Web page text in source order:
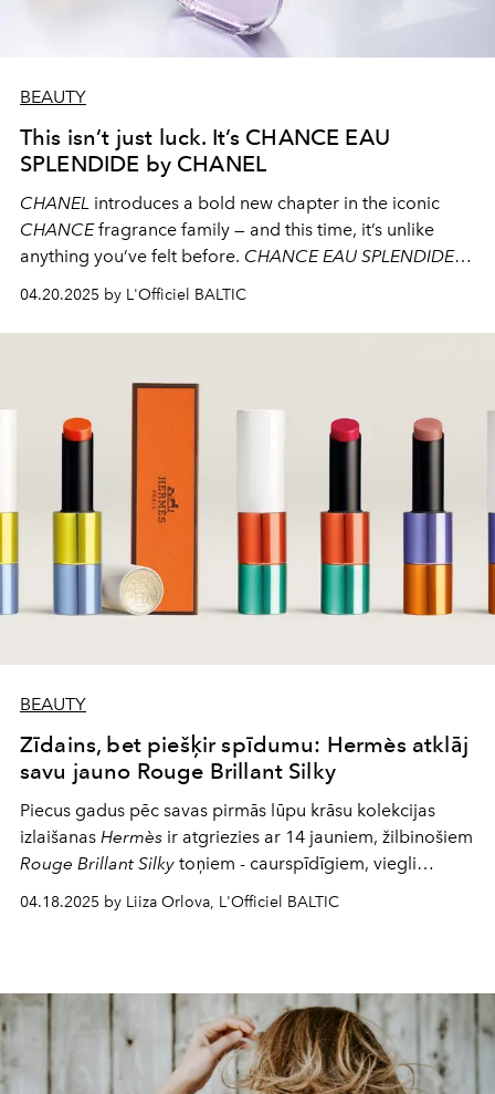
BEAUTY
This isn’t just luck. It’s CHANCE EAU
SPLENDIDE by CHANEL
CHANEL introduces a bold new chapter in the iconic
CHANCEfragrance family — and this time, it’s unlike
anything you’ve felt before. CHANCE EAU SPLENDIDEis
a splash of bright intuition, a shimmering whisper on the
skin that you’ll want to relive again and again.
04.20.2025 by L'Officiel BALTIC
BEAUTY
Zīdains, bet piešķir spīdumu: Hermès atklāj
savu jauno Rouge Brillant Silky
Piecus gadus pēc savas pirmās lūpu krāsu kolekcijas
izlaišanas Hermès ir atgriezies ar 14 jauniem, žilbinošiem
Rouge Brillant Silky toņiem - caurspīdīgiem, viegli
uzkrāsojamiem un nekādā ziņā ne vienkāršiem. Mirdzošā
krāsa ar vieglu sajūtu un īpaši ērtu tekstūru, kas viegli
04.18.2025 by Liiza Orlova, L'Officiel BALTIC